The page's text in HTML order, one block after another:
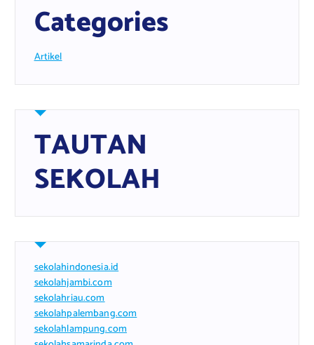
Categories
Artikel
TAUTAN
SEKOLAH
sekolahindonesia.id
sekolahjambi.com
sekolahriau.com
sekolahpalembang.com
sekolahlampung.com